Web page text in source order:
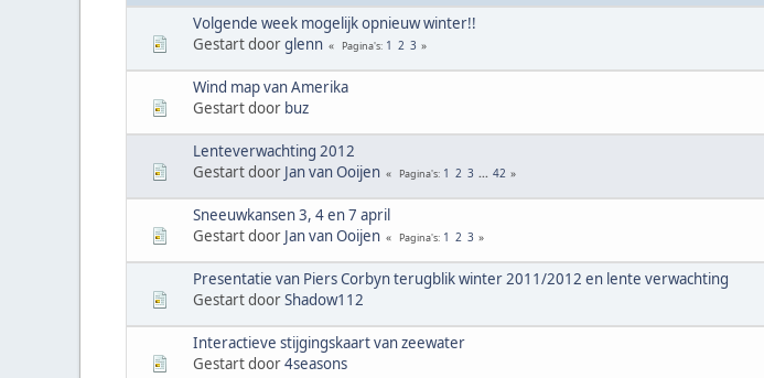
Volgende week mogelijk opnieuw winter!!
Gestart doorglenn Pagina's 1 2 3
Wind map van Amerika
Gestart door buz
Lenteverwachting 2012
Gestart door Jan van Ooijen Pagina's 1 2 3 ... 42
Sneeuwkansen 3, 4 en 7 april
Gestart door Jan van Ooijen Pagina's 1 2 3
Presentatie van Piers Corbyn terugblik winter 2011/2012 en lente verwachting
Gestart doorShadow112
Interactieve stijgingskaart van zeewater
Gestart door4seasons